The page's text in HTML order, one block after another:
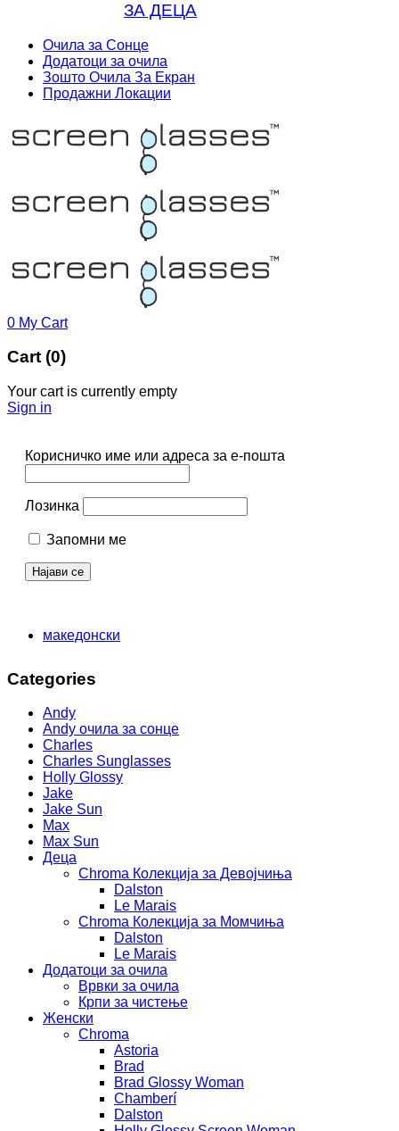
ЗА ДЕЦА
Очила за Сонце
Додатоци за очила
Зошто Очила За Екран
Продажни Локации
0 My Cart
Cart (0)
Your cart is currently empty
Sign in
Корисничко име или адреса за е-пошта
Лозинка
Запомни ме
македонски
Categories
Andy
Andy очила за сонце
Charles
Charles Sunglasses
Holly Glossy
Jake
Jake Sun
Max
Max Sun
Деца
Chroma Колекција за Девојчиња
Dalston
Le Marais
Chroma Колекција за Момчиња
Dalston
Le Marais
Додатоци за очила
Врвки за очила
Крпи за чистење
Женски
Chroma
Astoria
Brad
Brad Glossy Woman
Chamberí
Dalston